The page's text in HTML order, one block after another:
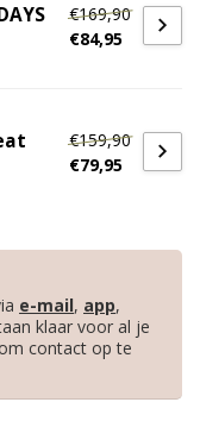
€169,90
€84,95
€159,90
€79,95
e-mail, app,
klaar voor al je
contact op te